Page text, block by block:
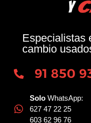
Especialistas
cambio
91 850
Solo WhatsApp:
627 47 22 25
603 62 96 76